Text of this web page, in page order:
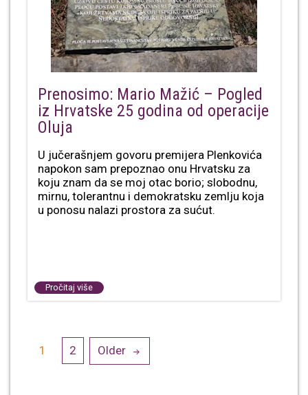
Prenosimo: Mario Mažić – Pogled
iz Hrvatske 25 godina od operacije
Oluja
U jučerašnjem govoru premijera Plenkovića
napokon sam prepoznao onu Hrvatsku za
koju znam da se moj otac borio; slobodnu,
mirnu, tolerantnu i demokratsku zemlju koja
u ponosu nalazi prostora za sućut.
Pročitaj više
Posts
navigation
1 2 Older